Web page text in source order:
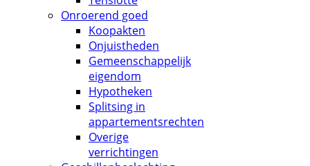
Onroerend goed
Koopakten
Onjuistheden
Gemeenschappelijk
eigendom
Hypotheken
Splitsing in
appartementsrechten
Overige
verrichtingen